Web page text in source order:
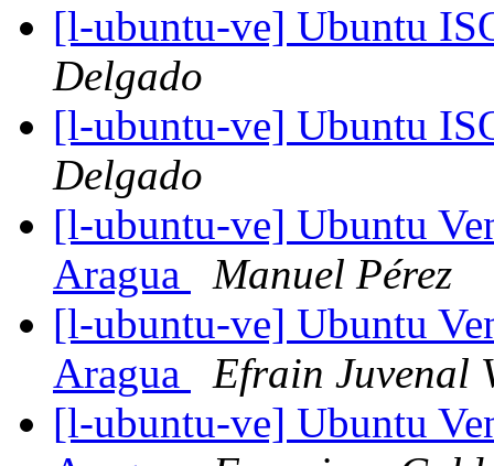
[l-ubuntu-ve] Ubuntu
Delgado
[l-ubuntu-ve] Ubuntu
Delgado
[l-ubuntu-ve] Ubuntu
Aragua
Manuel Pérez
[l-ubuntu-ve] Ubuntu
Aragua
Efrain Juvenal
[l-ubuntu-ve] Ubuntu